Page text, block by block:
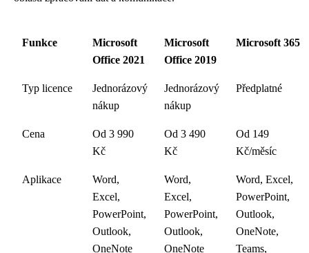
Funkce
Microsoft
Office 2021
Microsoft
Office 2019
Microsoft 365
Typ licence
Jednorázový
nákup
Jednorázový
nákup
Předplatné
Cena
Od 3 990
Kč
Od 3 490
Kč
Od 149
Kč/měsíc
Aplikace
Word,
Excel,
PowerPoint,
Outlook,
OneNote
Word,
Excel,
PowerPoint,
Outlook,
OneNote
Word, Excel,
PowerPoint,
Outlook,
OneNote,
Teams,